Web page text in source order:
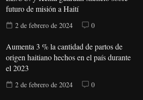
futuro de misión a Haití
2 de febrero de 2024 0
Aumenta 3 % la cantidad de partos de
origen haitiano hechos en el país durante
el 2023
2 de febrero de 2024 0